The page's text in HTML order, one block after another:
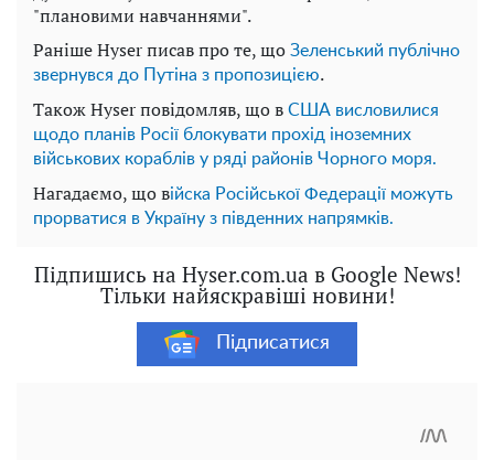
"плановими навчаннями".
Раніше Hyser писав про те, що Зеленський публічно
звернувся до Путіна з пропозицією.
Також Hyser повідомляв, що в США висловилися
щодо планів Росії блокувати прохід іноземних
військових кораблів у ряді районів Чорного моря.
Нагадаємо, що війска Російської Федерації можуть
прорватися в Україну з південних напрямків.
Підпишись на Hyser.com.ua в Google News!
Тільки найяскравіші новини!
Підписатися